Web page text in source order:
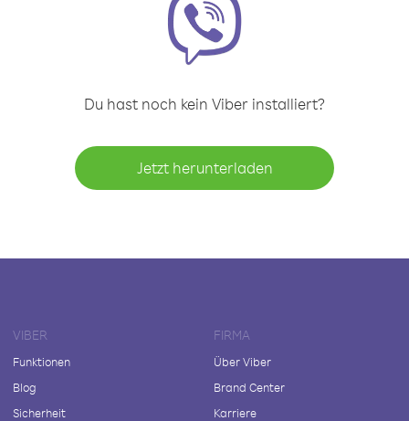
Du hast noch kein Viber installiert?
Jetzt herunterladen
VIBER
Funktionen
Blog
Sicherheit
FIRMA
Über Viber
Brand Center
Karriere